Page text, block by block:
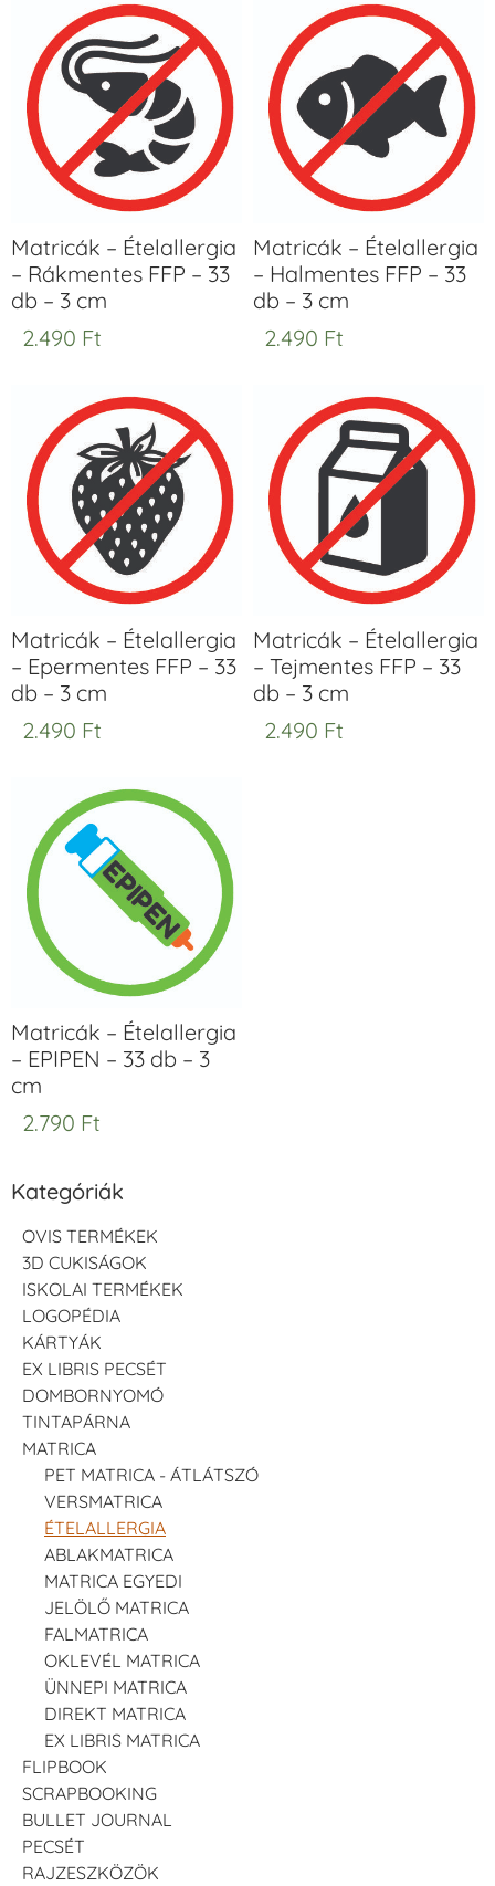
Matricák – Ételallergia
– Rákmentes FFP – 33
db – 3 cm
2.490 Ft
Matricák – Ételallergia
– Halmentes FFP – 33
db – 3 cm
2.490 Ft
Matricák – Ételallergia
– Epermentes FFP – 33
db – 3 cm
2.490 Ft
Matricák – Ételallergia
– Tejmentes FFP – 33
db – 3 cm
2.490 Ft
Matricák – Ételallergia
– EPIPEN – 33 db – 3
cm
2.790 Ft
Kategóriák
OVIS TERMÉKEK
3D CUKISÁGOK
ISKOLAI TERMÉKEK
LOGOPÉDIA
KÁRTYÁK
EX LIBRIS PECSÉT
DOMBORNYOMÓ
TINTAPÁRNA
MATRICA
PET MATRICA - ÁTLÁTSZÓ
VERSMATRICA
ÉTELALLERGIA
ABLAKMATRICA
MATRICA EGYEDI
JELÖLŐ MATRICA
FALMATRICA
OKLEVÉL MATRICA
ÜNNEPI MATRICA
DIREKT MATRICA
EX LIBRIS MATRICA
FLIPBOOK
SCRAPBOOKING
BULLET JOURNAL
PECSÉT
RAJZESZKÖZÖK